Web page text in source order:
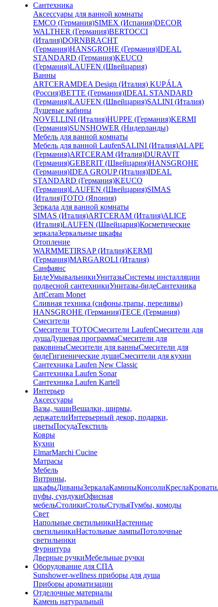
Сантехника
Аксессуары для ванной комнаты
EMCO (Германия)SIMEX (Испания)DECOR
WALTHER (Германия)BERTOCCI
(Италия)DORNBRACHT
(Германия)HANSGROHE (Германия)IDEAL
STANDARD (Германия)KEUCO
(Германия)LAUFEN (Швейцария)
Ванны
ARTCERAMDEA Design (Италия) KUPÁLA
(Россия)BETTE (Германия)IDEAL STANDARD
(Германия)LAUFEN (Швейцария)SALINI (Италия)
Душевые кабины
NOVELLINI (Италия)HUPPE (Германия)KERMI
(Германия)SUNSHOWER (Нидерланды)
Мебель для ванной комнаты
Мебель для ванной LaufenSALINI (Италия)ALAPE
(Германия)ARTCERAM (Италия)DURAVIT
(Германия)GEBERIT (Швейцария)HANSGROHE
(Германия)IDEA GROUP (Италия)IDEAL
STANDARD (Германия)KEUCO
(Германия)LAUFEN (Швейцария)SIMAS
(Италия)TOTO (Япония)
Зеркала для ванной комнаты
SIMAS (Италия)ARTCERAM (Италия)ALICE
(Италия)LAUFEN (Швейцария)Косметические
зеркалаЗеркальные шкафы
Отопление
WARMMETIRSAP (Италия)KERMI
(Германия)MARGAROLI (Италия)
Санфаянс
БидеУмывальникиУнитазыСистемы инсталляции
подвесной сантехникиУнитазы-бидеСантехника
ArtCeram Monet
Сливная техника (сифоны,трапы, переливы)
HANSGROHE (Германия)TECE (Германия)
Смесители
Смесители TOTOСмесители LaufenСмесители для
душаДушевая программаСмесители для
раковиныСмесители для ванныСмесители для
бидеГигиенические душиСмесители для кухни
Сантехника Laufen New Classic
Сантехника Laufen Sonar
Сантехника Laufen Kartell
Интерьер
Аксессуары
Вазы, чашиВешалки, ширмы,
держателиИнтерьерный декор, подарки,
цветыПосудаТекстиль
Ковры
Кухни
ElmarMarchi Cucine
Матрасы
Мебель
Витрины,
шкафыДиваныЗеркалаКаминыКонсолиКреслаКровати
пуфы, сундукиОфисная
мебельСтоликиСтолыСтульяТумбы, комоды
Свет
Напольные светильникиНастенные
светильникиНастольные лампыПотолочные
светильники
Фурнитура
Дверные ручкиМебельные ручки
Оборудование для СПА
Sunshower-wellness приборы для душа
Приборы ароматизации
Отделочные материалы
Камень натуральный